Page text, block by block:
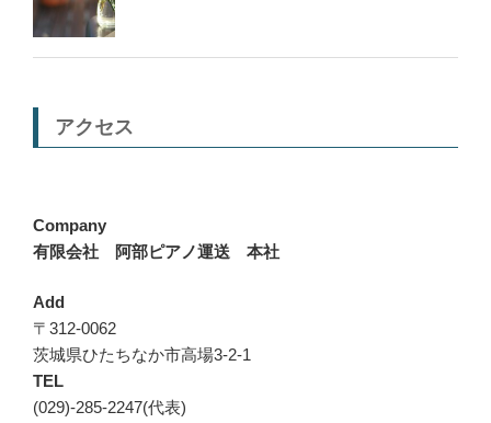
アクセス
Company
有限会社 阿部ピアノ運送 本社
Add
〒312-0062
茨城県ひたちなか市高場3-2-1
TEL
(029)-285-2247(代表)